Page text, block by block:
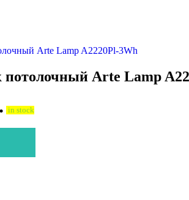
потолочный Arte Lamp
in stock